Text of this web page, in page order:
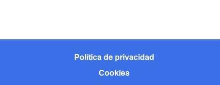
Política de privacidad
Cookies